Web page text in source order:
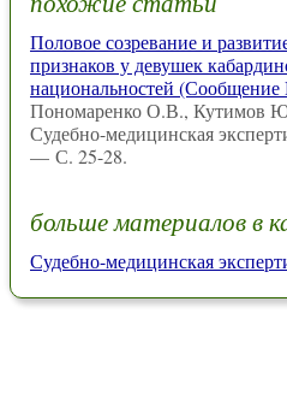
Половое созревание и
признаков у девушек
национальностей (Сообщение
Пономаренко О.В., Кутимов
Судебно-медицинская
— С. 25-28.
больше материалов в
Судебно-медицинская